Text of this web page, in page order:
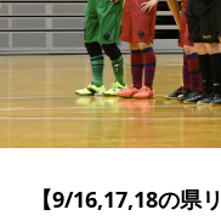
【9/16,17,18の県